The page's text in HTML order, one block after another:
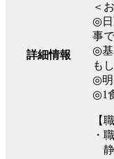
詳細情報
＜
◎日
事
◎基
も
◎明
◎1
【
・